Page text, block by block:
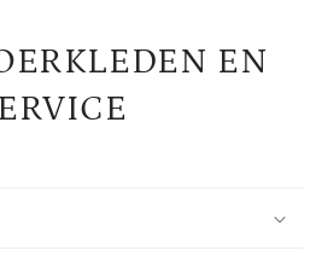
EN